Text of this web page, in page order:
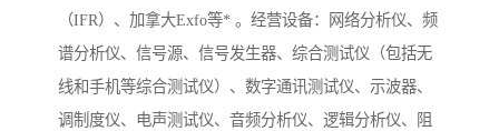
（IFR）、加拿大Exfo等* 。经营设备：网络分析仪、频
谱分析仪、信号源、信号发生器、综合测试仪（包括无
线和手机等综合测试仪）、数字通讯测试仪、示波器、
调制度仪、电声测试仪、音频分析仪、逻辑分析仪、阻